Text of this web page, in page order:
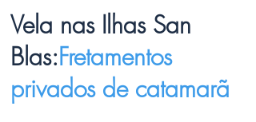
Vela nas Ilhas San
Blas:Fretamentos
privados de catamarã